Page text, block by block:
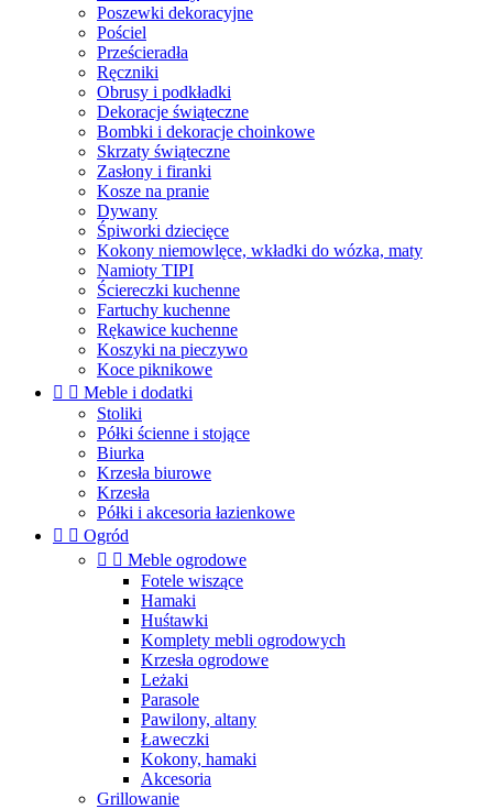
Poszewki dekoracyjne
Pościel
Prześcieradła
Ręczniki
Obrusy i podkładki
Dekoracje świąteczne
Bombki i dekoracje choinkowe
Skrzaty świąteczne
Zasłony i firanki
Kosze na pranie
Dywany
Śpiworki dziecięce
Kokony niemowlęce, wkładki do wózka, maty
Namioty TIPI
Ściereczki kuchenne
Fartuchy kuchenne
Rękawice kuchenne
Koszyki na pieczywo
Koce piknikowe
  Meble i dodatki
Stoliki
Półki ścienne i stojące
Biurka
Krzesła biurowe
Krzesła
Półki i akcesoria łazienkowe
  Ogród
  Meble ogrodowe
Fotele wiszące
Hamaki
Huśtawki
Komplety mebli ogrodowych
Krzesła ogrodowe
Leżaki
Parasole
Pawilony, altany
Ławeczki
Kokony, hamaki
Akcesoria
Grillowanie